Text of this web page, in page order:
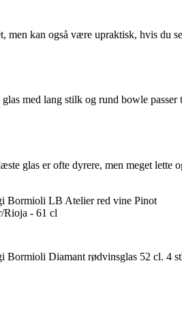
kan også være upraktisk, hvis du
med lang stilk og rund bowle
glas er ofte dyrere, men meget lette
Bormioli LB Atelier red vine Pinot
Rioja - 61 cl
Bormioli Diamant rødvinsglas 52 cl. 4